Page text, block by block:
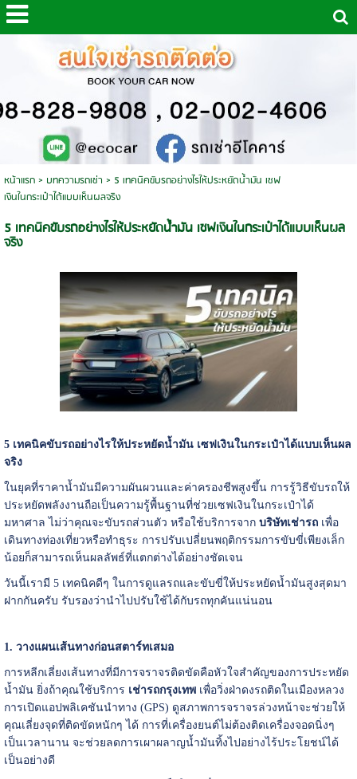
หน้าแรก> บทความรถเช่า > 5 เทคนิคขับรถอย่างไรให้ประหยัดน้ำมัน เซฟ
เงินในกระเป๋าได้แบบเห็นผลจริง
5 เทคนิคขับรถอย่างไรให้ประหยัดน้ำมัน เซฟเงินในกระเป๋าได้แบบเห็นผล
จริง
5 เทคนิคขับรถอย่างไรให้ประหยัดน้ำมัน เซฟเงินในกระเป๋าได้แบบเห็นผล
จริง
ในยุคที่ราคาน้ำมันมีความผันผวนและค่าครองชีพสูงขึ้น การรู้วิธีขับรถให้
ประหยัดพลังงานถือเป็นความรู้พื้นฐานที่ช่วยเซฟเงินในกระเป๋าได้
มหาศาล ไม่ว่าคุณจะขับรถส่วนตัว หรือใช้บริการจาก บริษัทเช่ารถเพื่อ
เดินทางท่องเที่ยวหรือทำธุระ การปรับเปลี่ยนพฤติกรรมการขับขี่เพียงเล็ก
น้อยก็สามารถเห็นผลลัพธ์ที่แตกต่างได้อย่างชัดเจน
วันนี้เรามี 5 เทคนิคดีๆ ในการดูแลรถและขับขี่ให้ประหยัดน้ำมันสูงสุดมา
ฝากกันครับ รับรองว่านำไปปรับใช้ได้กับรถทุกคันแน่นอน
1. วางแผนเส้นทางก่อนสตาร์ทเสมอ
การหลีกเลี่ยงเส้นทางที่มีการจราจรติดขัดคือหัวใจสำคัญของการประหยัด
น้ำมัน ยิ่งถ้าคุณใช้บริการ เช่ารถกรุงเทพเพื่อวิ่งฝ่าดงรถติดในเมืองหลวง
การเปิดแอปพลิเคชันนำทาง (GPS) ดูสภาพการจราจรล่วงหน้าจะช่วยให้
คุณเลี่ยงจุดที่ติดขัดหนักๆ ได้ การที่เครื่องยนต์ไม่ต้องติดเครื่องจอดนิ่งๆ
เป็นเวลานาน จะช่วยลดการเผาผลาญน้ำมันทิ้งไปอย่างไร้ประโยชน์ได้
เป็นอย่างดี